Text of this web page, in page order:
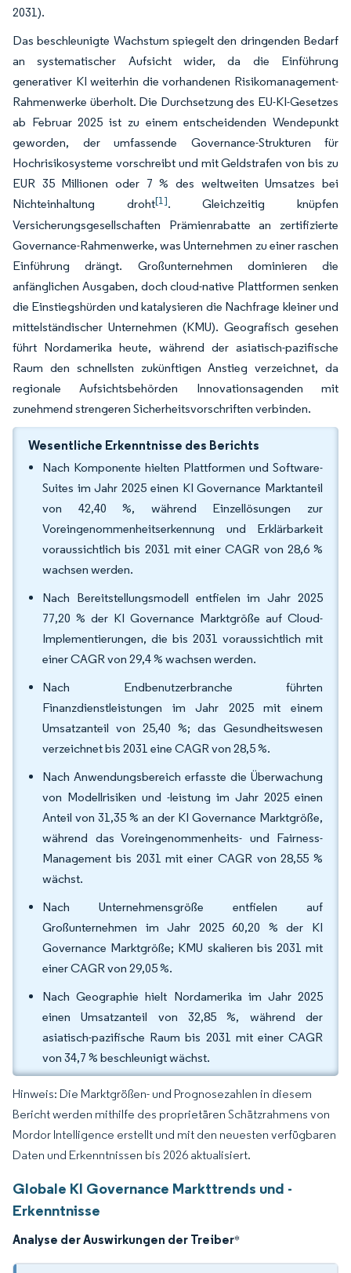
2031).
Das beschleunigte Wachstum spiegelt den dringenden Bedarf
an systematischer Aufsicht wider, da die Einführung
generativer KI weiterhin die vorhandenen Risikomanagement-
Rahmenwerke überholt. Die Durchsetzung des EU-KI-Gesetzes
ab Februar 2025 ist zu einem entscheidenden Wendepunkt
geworden, der umfassende Governance-Strukturen für
Hochrisikosysteme vorschreibt und mit Geldstrafen von bis zu
EUR 35 Millionen oder 7 % des weltweiten Umsatzes bei
Nichteinhaltung droht[1]. Gleichzeitig knüpfen
Versicherungsgesellschaften Prämienrabatte an zertifizierte
Governance-Rahmenwerke, was Unternehmen zu einer raschen
Einführung drängt. Großunternehmen dominieren die
anfänglichen Ausgaben, doch cloud-native Plattformen senken
die Einstiegshürden und katalysieren die Nachfrage kleiner und
mittelständischer Unternehmen (KMU). Geografisch gesehen
führt Nordamerika heute, während der asiatisch-pazifische
Raum den schnellsten zukünftigen Anstieg verzeichnet, da
regionale Aufsichtsbehörden Innovationsagenden mit
zunehmend strengeren Sicherheitsvorschriften verbinden.
Wesentliche Erkenntnisse des Berichts
Nach Komponente hielten Plattformen und Software-
Suites im Jahr 2025 einen KI Governance Marktanteil
von 42,40 %, während Einzellösungen zur
Voreingenommenheitserkennung und Erklärbarkeit
voraussichtlich bis 2031 mit einer CAGR von 28,6 %
wachsen werden.
Nach Bereitstellungsmodell entfielen im Jahr 2025
77,20 % der KI Governance Marktgröße auf Cloud-
Implementierungen, die bis 2031 voraussichtlich mit
einer CAGR von 29,4 % wachsen werden.
Nach Endbenutzerbranche führten
Finanzdienstleistungen im Jahr 2025 mit einem
Umsatzanteil von 25,40 %; das Gesundheitswesen
verzeichnet bis 2031 eine CAGR von 28,5 %.
Nach Anwendungsbereich erfasste die Überwachung
von Modellrisiken und -leistung im Jahr 2025 einen
Anteil von 31,35 % an der KI Governance Marktgröße,
während das Voreingenommenheits- und Fairness-
Management bis 2031 mit einer CAGR von 28,55 %
wächst.
Nach Unternehmensgröße entfielen auf
Großunternehmen im Jahr 2025 60,20 % der KI
Governance Marktgröße; KMU skalieren bis 2031 mit
einer CAGR von 29,05 %.
Nach Geographie hielt Nordamerika im Jahr 2025
einen Umsatzanteil von 32,85 %, während der
asiatisch-pazifische Raum bis 2031 mit einer CAGR
von 34,7 % beschleunigt wächst.
Hinweis: Die Marktgrößen- und Prognosezahlen in diesem
Bericht werden mithilfe des proprietären Schätzrahmens von
Mordor Intelligence erstellt und mit den neuesten verfügbaren
Daten und Erkenntnissen bis 2026 aktualisiert.
Globale KI Governance Markttrends und -
Erkenntnisse
Analyse der Auswirkungen der Treiber*